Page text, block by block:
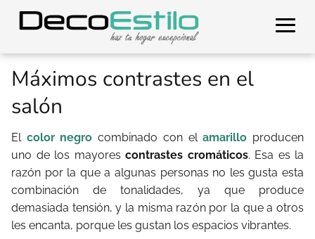
Máximos contrastes en el
salón
El color negro combinado con elamarillo producen
uno de los mayores contrastes cromáticos. Esa es la
razón por la que a algunas personas no les gusta esta
combinación de tonalidades, ya que produce
demasiada tensión, y la misma razón por la que a otros
les encanta, porque les gustan los espacios vibrantes.